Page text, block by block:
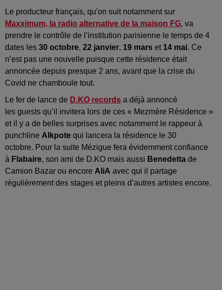
Le producteur français, qu'on suit notamment sur
Maxximum, la radio alternative de la maison FG, va
prendre le contrôle de l’institution parisienne le temps de 4
dates les 30 octobre, 22 janvier, 19 mars et 14 mai. Ce
n’est pas une nouvelle puisque cette résidence était
annoncée depuis presque 2 ans, avant que la crise du
Covid ne chamboule tout.
Le fer de lance de D.KO records a déjà annoncé
les guests qu’il invitera lors de ces « Mezmère Résidence »
et il y a de belles surprises avec notamment le rappeur à
punchline Alkpote qui lancera la résidence le 30
octobre. Pour la suite Mézigue fera évidemment confiance
à Flabaire, son ami de D.KO mais aussi Benedetta de
Camion Bazar ou encore AliA avec qui il partage
régulièrement des stages et pleins d’autres artistes encore.